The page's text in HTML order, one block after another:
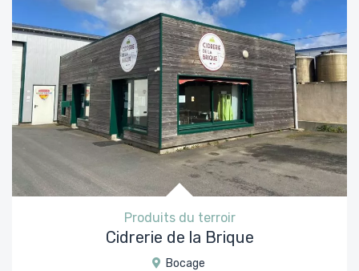
Produits du terroir
Cidrerie de la Brique
Bocage